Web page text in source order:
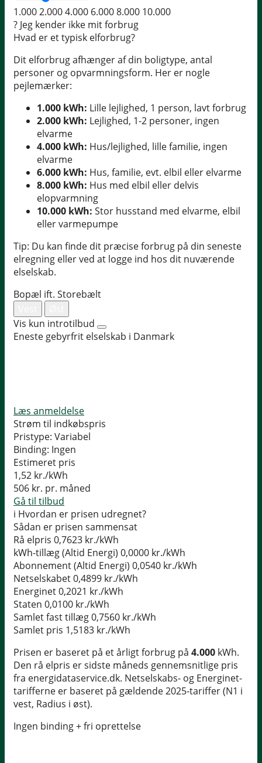
1.0002.0004.000 6.0008.000 10.000
? Jeg kender ikke mit forbrug
Hvad er et typisk elforbrug?
Dit elforbrug afhænger af din boligtype, antal
personer og opvarmningsform. Her er nogle
pejlemærker:
1.000 kWh: Lille lejlighed, 1 person, lavt forbrug
2.000 kWh: Lejlighed, 1-2 personer, ingen
elvarme
4.000 kWh: Hus/lejlighed, lille familie, ingen
elvarme
6.000 kWh: Hus, familie, evt. elbil eller elvarme
8.000 kWh: Hus med elbil eller delvis
elopvarmning
10.000 kWh: Stor husstand med elvarme, elbil
eller varmepumpe
Tip: Du kan finde dit præcise forbrug på din seneste
elregning eller ved at logge ind hos dit nuværende
elselskab.
Bopæl ift. Storebælt
Vis kun introtilbud
Eneste gebyrfrit elselskab i Danmark
Læs anmeldelse
Strøm til indkøbspris
Pristype: Variabel
Binding: Ingen
Estimeret pris
1,52 kr./kWh
506 kr. pr. måned
Gå til tilbud
i Hvordan er prisen udregnet?
Sådan er prisen sammensat
Rå elpris 0,7623 kr./kWh
kWh-tillæg (Altid Energi) 0,0000 kr./kWh
Abonnement (Altid Energi) 0,0540 kr./kWh
Netselskabet0,4899 kr./kWh
Energinet0,2021 kr./kWh
Staten 0,0100 kr./kWh
Samlet fast tillæg0,7560 kr./kWh
Samlet pris 1,5183 kr./kWh
Prisen er baseret på et årligt forbrug på 4.000 kWh.
Den rå elpris er sidste måneds gennemsnitlige pris
fra energidataservice.dk. Netselskabs- og Energinet-
tarifferne er baseret på gældende 2025-tariffer (N1 i
vest, Radius i øst).
Ingen binding + fri oprettelse